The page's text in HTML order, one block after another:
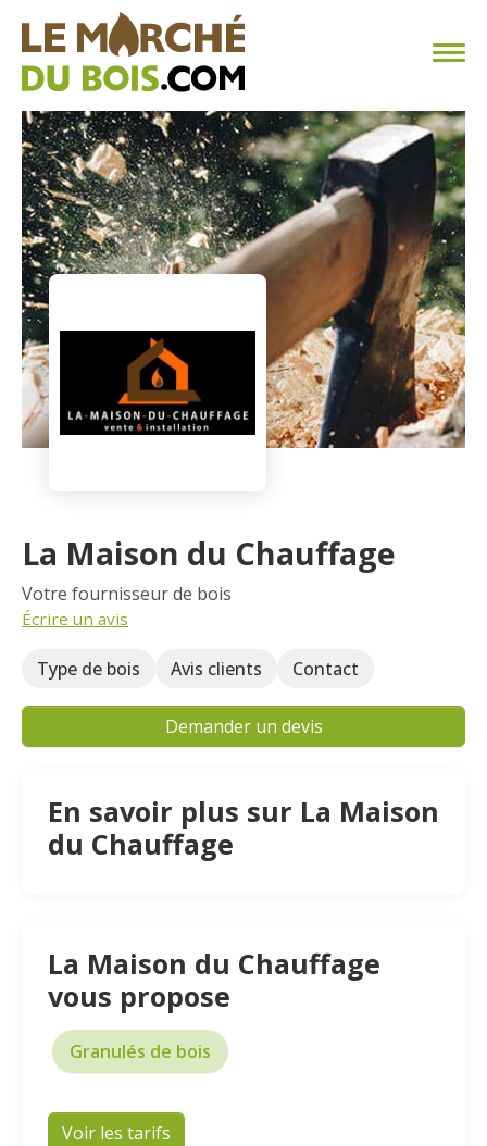
CHAUFFAGE AU BOIS
FAQ
CALCULER SA CONSOMMATION
TROUVER SON FOURNISSEUR
BLOG
ESPACE PRO
La Maison du Chauffage
Votre fournisseur de bois
Écrire un avis
Type de bois Avis clients Contact
Demander un devis
En savoir plus sur La Maison
du Chauffage
La Maison du Chauffage
vous propose
Granulés de bois
Voir les tarifs